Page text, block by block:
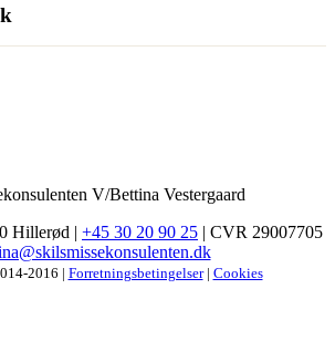
V/Bettina Vestergaard
Hillerød | +45 30 20 90 25 | CVR 29007705
2016 | Forretningsbetingelser| Cookies